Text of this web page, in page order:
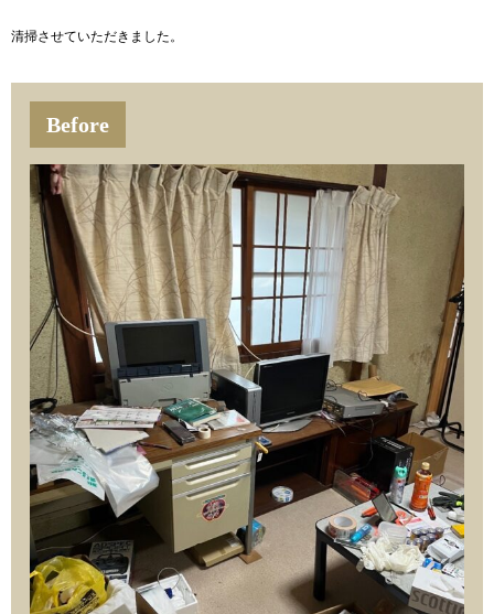
清掃させていただきました。
Before